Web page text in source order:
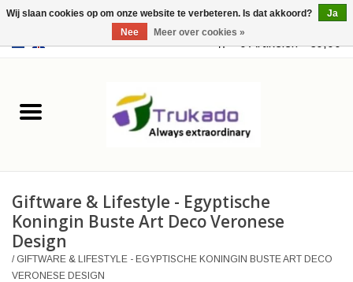
USD 0 Artikelen - €0,00
Leer
Merchandise
Retro Vintage
Giftware & Lifestyle - Egyptische
Koningin Buste Art Deco Veronese
Design
/ GIFTWARE & LIFESTYLE - EGYPTISCHE KONINGIN BUSTE ART DECO
VERONESE DESIGN
Wij slaan cookies op om onze website te verbeteren. Is dat akkoord?
Ja
Nee
Meer over cookies »